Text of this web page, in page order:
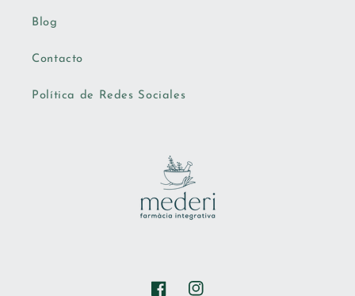
Blog
Contacto
Política de Redes Sociales